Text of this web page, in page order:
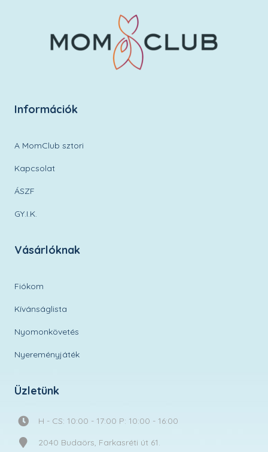
Információk
A MomClub sztori
Kapcsolat
ÁSZF
GY.I.K.
Vásárlóknak
Fiókom
Kívánságlista
Nyomonkövetés
Nyereményjáték
Üzletünk
H - CS: 10:00 - 17:00 P: 10:00 - 16:00
2040 Budaörs, Farkasréti út 61.